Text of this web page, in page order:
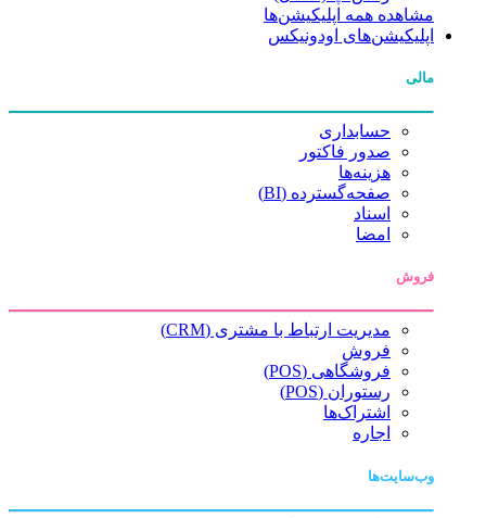
مشاهده همه اپلیکیشن‌ها
اپلیکیشن‌های اودونیکس
مالی
حسابداری
صدور فاکتور
هزینه‌ها
صفحه‌گسترده (BI)
اسناد
امضا
فروش
مدیریت ارتباط با مشتری (CRM)
فروش
فروشگاهی (POS)
رستوران (POS)
اشتراک‌ها
اجاره
وب‌سایت‌ها